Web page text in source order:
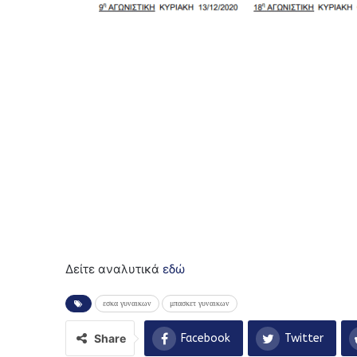
Δείτε αναλυτικά εδώ
εσκα γυναικων μπασκετ γυναικων
Share Facebook Twitter